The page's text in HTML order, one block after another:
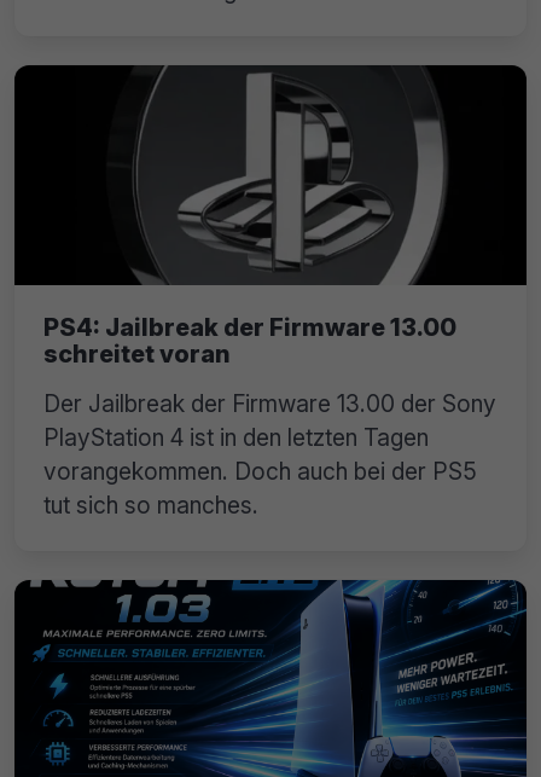
PS4: Jailbreak der Firmware 13.00
schreitet voran
Der Jailbreak der Firmware 13.00 der Sony
PlayStation 4 ist in den letzten Tagen
vorangekommen. Doch auch bei der PS5
tut sich so manches.